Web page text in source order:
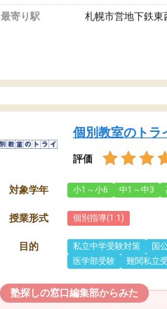
最寄り駅 札幌市営地下鉄東
個別教室のトラ
評価
対象学年 小1～小6 中1～中3
授業形式 個別指導(1:1)
目的 私立中学受験対策 国
医学部受験
難関私立
塾探しの窓口編集部からみた